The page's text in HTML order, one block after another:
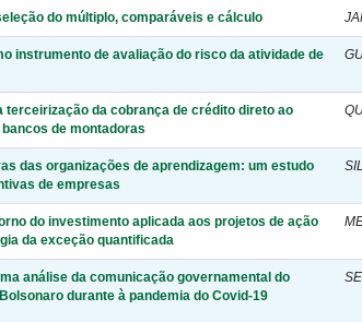
do múltiplo, comparáveis e cálculo
instrumento de avaliação do risco da atividade de
terceirização da cobrança de crédito direto ao
de montadoras
das organizações de aprendizagem: um estudo
de empresas
do investimento aplicada aos projetos de ação
da exceção quantificada
análise da comunicação governamental do
durante à pandemia do Covid-19